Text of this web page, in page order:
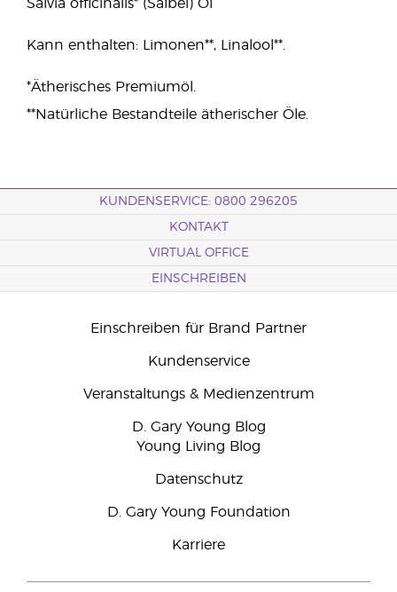
Salvia officinalis* (Salbei) Öl
Kann enthalten: Limonen**, Linalool**.
*Ätherisches Premiumöl.
**Natürliche Bestandteile ätherischer Öle.
KUNDENSERVICE: 0800 296205
KONTAKT
VIRTUAL OFFICE
EINSCHREIBEN
Einschreiben für Brand Partner
Kundenservice
Veranstaltungs & Medienzentrum
D. Gary Young Blog
Young Living Blog
Datenschutz
D. Gary Young Foundation
Karriere